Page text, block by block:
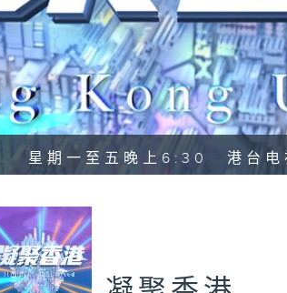
星期一至五晚上6:30 港台电